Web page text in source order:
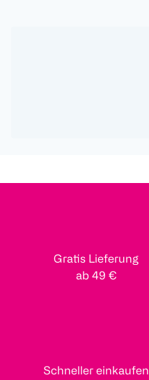
Gratis Lieferung
ab 49 €
Schneller einkaufen